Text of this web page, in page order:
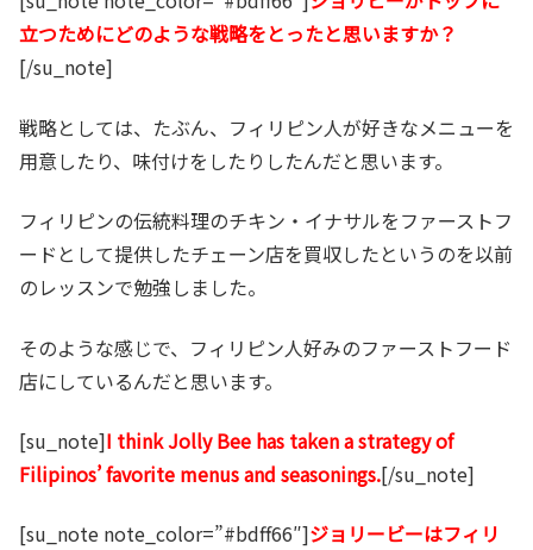
立つためにどのような戦略をとったと思いますか？
[/su_note]
戦略としては、たぶん、フィリピン人が好きなメニューを
用意したり、味付けをしたりしたんだと思います。
フィリピンの伝統料理のチキン・イナサルをファーストフ
ードとして提供したチェーン店を買収したというのを以前
のレッスンで勉強しました。
そのような感じで、フィリピン人好みのファーストフード
店にしているんだと思います。
[su_note]I think Jolly Bee has taken a strategy of
Filipinos’ favorite menus and seasonings.[/su_note]
[su_note note_color=”#bdff66″]ジョリービーはフィリ